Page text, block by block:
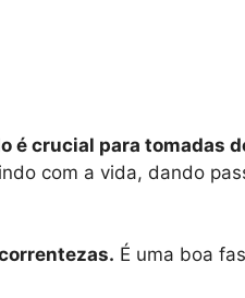
é crucial para tomadas
com a vida, dando
É uma boa